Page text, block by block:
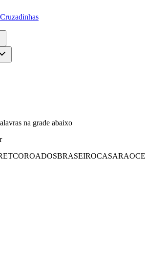
na grade abaixo
COROADOSBRASEIROCASARAO